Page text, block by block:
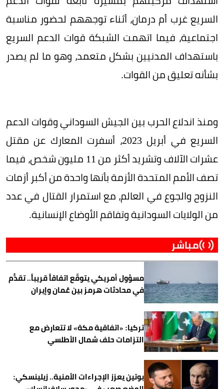
السريع غرب أم درمان، أثناء توجههم لحضور مناسبة
اجتماعية، فيما اتهمت الشبكة قوات الدعم السريع
باستهداف المدنيين بشكل متعمد، وهو ما لم يصدر
بشأنه تعليق من القوات.
ومنذ اندلاع الحرب بين الجيش السوداني وقوات الدعم
السريع في أبريل 2023، أسفرت المعارك عن مقتل
عشرات الآلاف وتشريد أكثر من 11 مليون شخص، فيما
تصف الأمم المتحدة الأزمة بأنها واحدة من أكبر أزمات
النزوح والجوع في العالم، مع استمرار القتال في عدد
من الولايات السودانية وتفاقم الأوضاع الإنسانية.
مباشر
مسؤول أمريكي يتوقّع اتفاقاً قريباً.. تقدُّم
في محادثات هرمز بين عُمان وإيران
تركيا: «اتفاقية مكة» لا تتعارض مع
التزامات حلف شمال الأطلسي
بوتين يعزز الإجراءات الأمنية.. زيلينسكي: